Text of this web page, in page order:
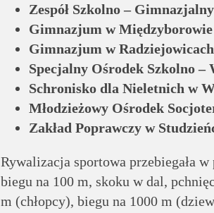
Zespół Szkolno –
Gimnazjum w Międzyborowie
Gimnazjum w Radziejowicach
Specjalny Ośrodek Szkolno
Schronisko dla Nieletnich w
Młodzieżowy Ośrodek
Zakład Poprawczy w
Rywalizacja sportowa przebiegała
biegu na 100 m, skoku w dal,
m (chłopcy), biegu na 1000 m